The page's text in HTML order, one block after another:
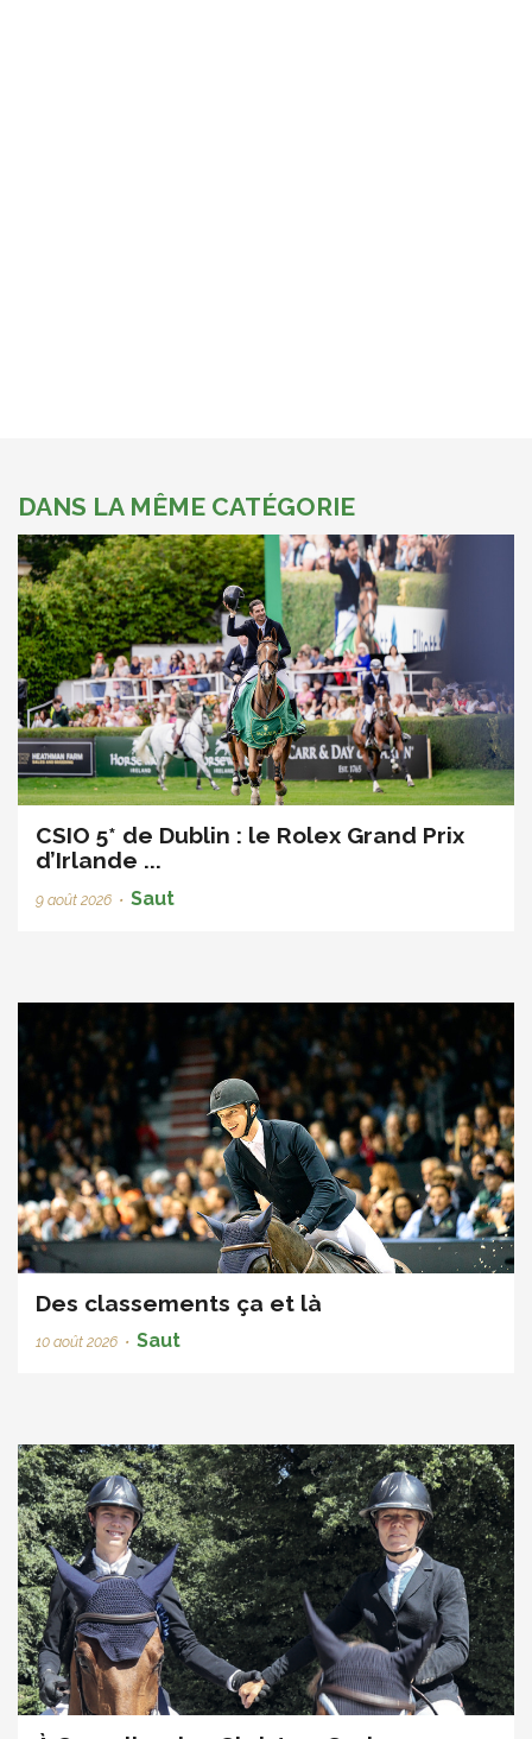
DANS LA MÊME CATÉGORIE
CSIO 5* de Dublin : le Rolex Grand Prix
d’Irlande ...
9 août 2026 • Saut
Des classements ça et là
10 août 2026 • Saut